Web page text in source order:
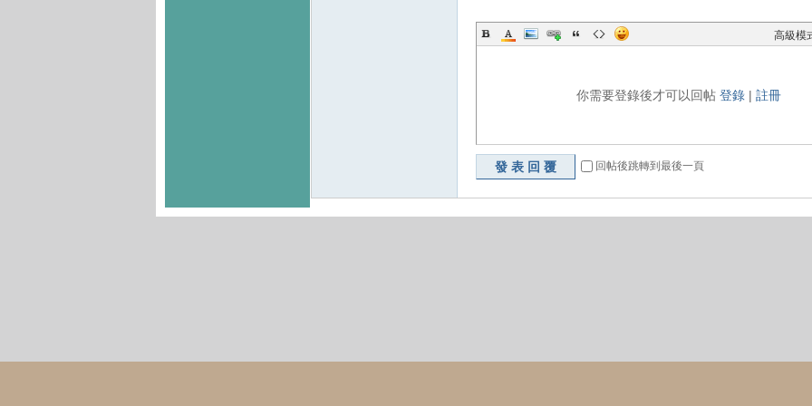
高級模
你需要登錄後才可以回帖 登錄| 註冊
發表回覆 回帖後跳轉到最後一頁